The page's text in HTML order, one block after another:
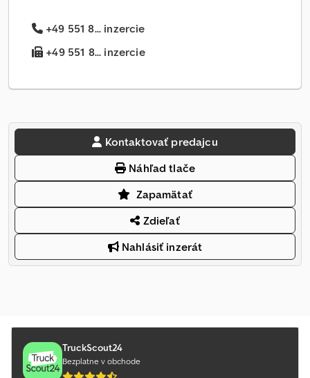
+49 551 8... inzercie
+49 551 8... inzercie
Kontaktovať predajcu
Náhľad tlače
Zapamätať
Zdieľať
Nahlásiť inzerát
TruckScout24
Bezplatne v obchode